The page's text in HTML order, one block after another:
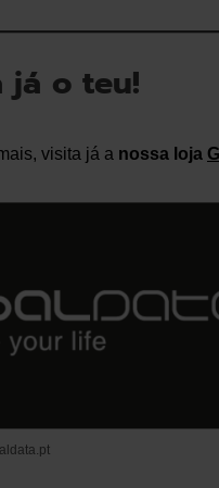
já o teu!
visita já a nossa loja